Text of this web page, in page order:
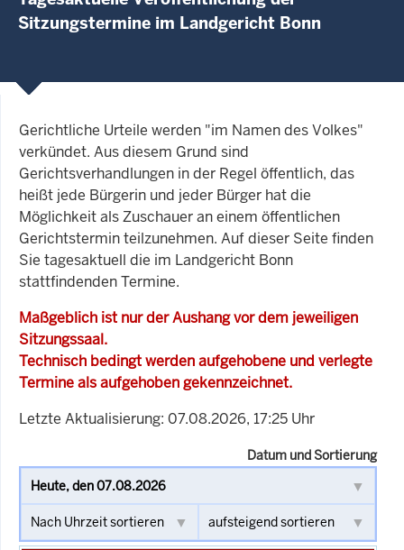
Sitzungstermine im Landgericht Bonn
Gerichtliche Urteile werden "im Namen des Volkes"
verkündet. Aus diesem Grund sind
Gerichtsverhandlungen in der Regel öffentlich, das
heißt jede Bürgerin und jeder Bürger hat die
Möglichkeit als Zuschauer an einem öffentlichen
Gerichtstermin teilzunehmen. Auf dieser Seite finden
Sie tagesaktuell die im Landgericht Bonn
stattfindenden Termine.
Maßgeblich ist nur der Aushang vor dem jeweiligen
Sitzungssaal.
Technisch bedingt werden aufgehobene und verlegte
Termine als aufgehoben gekennzeichnet.
Letzte Aktualisierung: 07.08.2026, 17:25 Uhr
Datum und Sortierung